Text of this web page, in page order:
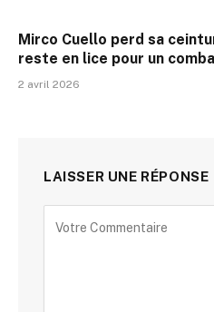
Mirco Cuello perd sa
reste en lice pour un
2 avril 2026
LAISSER UNE RÉPONSE